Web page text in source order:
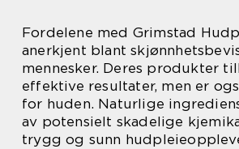
Fordelene med Grimstad
anerkjent blant
mennesker. Deres produkter
effektive resultater, men er
for huden. Naturlige
av potensielt skadelige
trygg og sunn